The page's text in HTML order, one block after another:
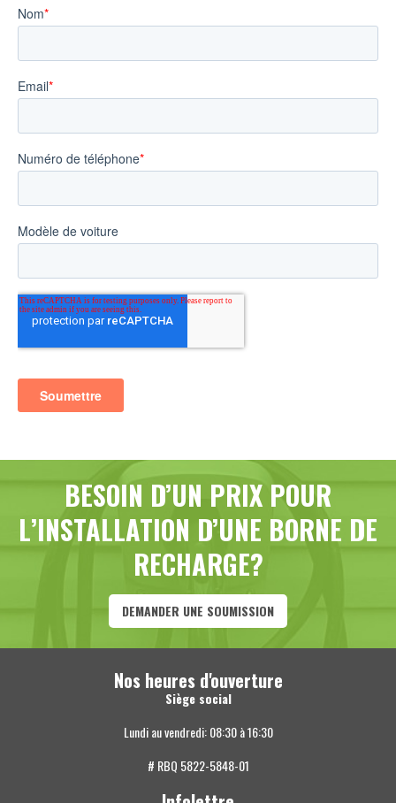
BESOIN D’UN PRIX POUR
L’INSTALLATION D’UNE BORNE DE
RECHARGE?
DEMANDER UNE SOUMISSION
Nos heures d'ouverture
Siège social
Lundi au vendredi: 08:30 à 16:30
# RBQ 5822-5848-01